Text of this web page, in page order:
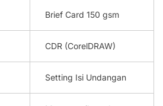
Brief Card 150 gsm
CDR (CorelDRAW)
Setting Isi Undangan